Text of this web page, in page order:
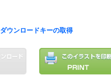
ダウンロードキーの取得